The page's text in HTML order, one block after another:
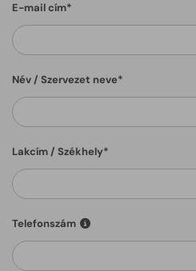
E-mail cím*
Név / Szervezet neve*
Lakcím / Székhely*
Telefonszám 06-xx-xxx-xxxx, 06-